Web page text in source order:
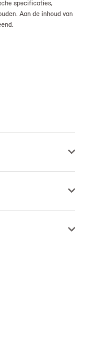
specificaties,
Aan de inhoud van